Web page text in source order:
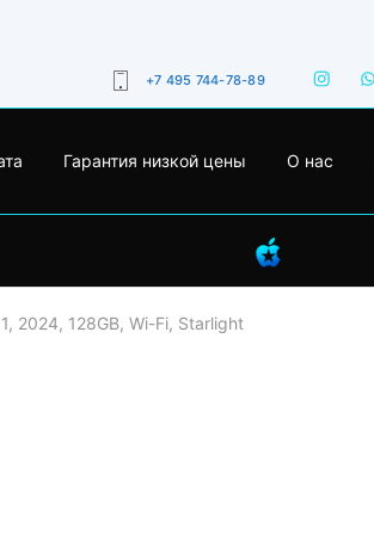
+7 495 744-78-89
Гарантия низкой цены О нас
2024, 128GB, Wi-Fi, Starlight